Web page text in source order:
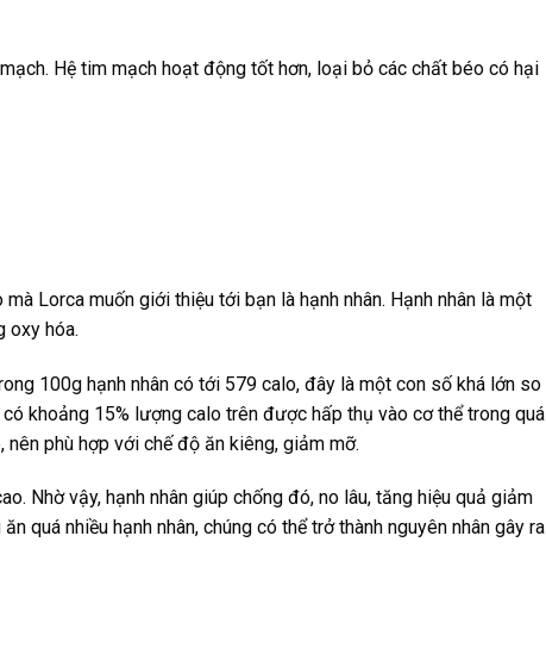
Hệ tim mạch hoạt động tốt hơn, loại bỏ các chất béo có hại
mà Lorca muốn giới thiệu tới bạn là hạnh nhân. Hạnh nhân là một
oxy hóa.
100g hạnh nhân có tới 579 calo, đây là một con số khá lớn so
khoảng 15% lượng calo trên được hấp thụ vào cơ thể trong quá
phù hợp với chế độ ăn kiêng, giảm mỡ.
Nhờ vậy, hạnh nhân giúp chống đó, no lâu, tăng hiệu quả giảm
quá nhiều hạnh nhân, chúng có thể trở thành nguyên nhân gây ra